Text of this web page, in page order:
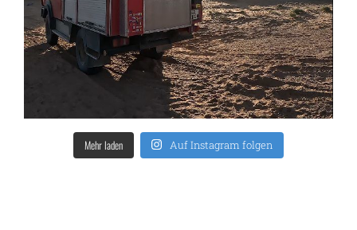
Mehr laden Auf Instagram folgen